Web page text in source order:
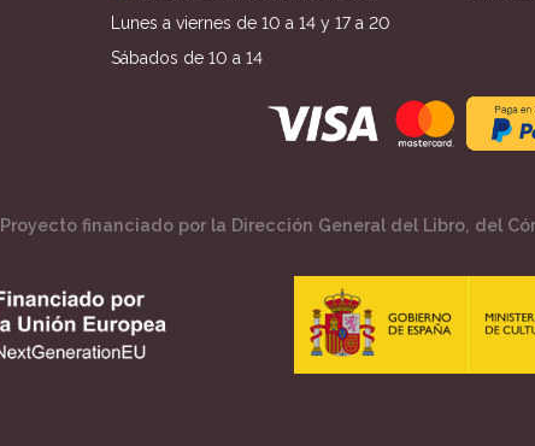
Lunes a viernes de 10 a 14 y 17 a 20
Sábados de 10 a 14
Proyecto financiado por la Dirección General del Libro, del